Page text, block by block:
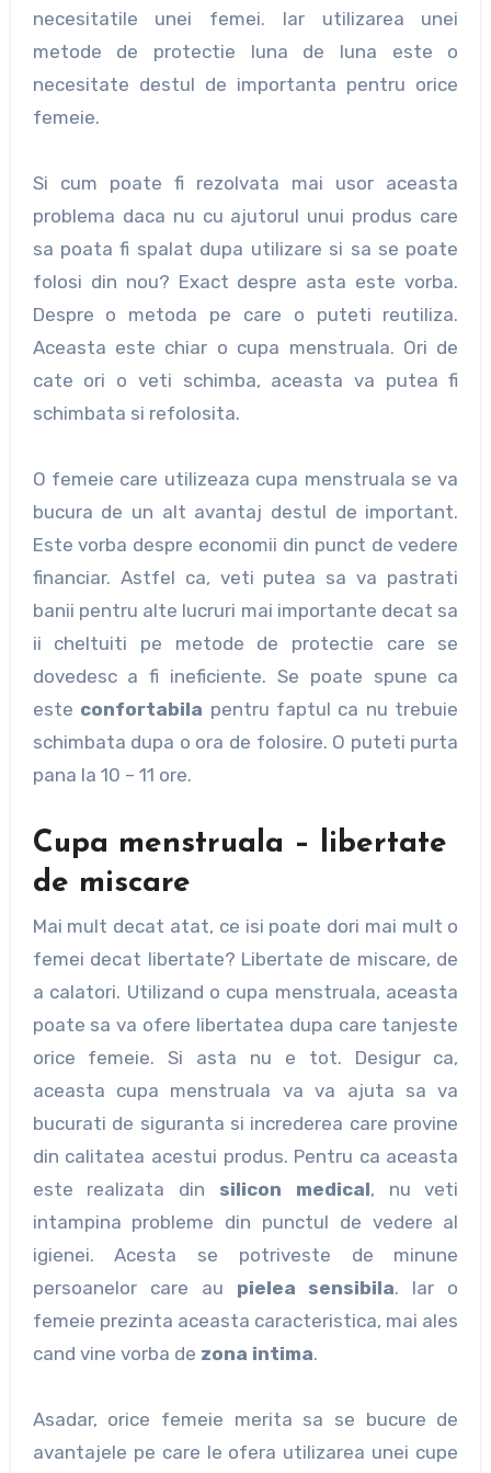
necesitatile unei femei. Iar utilizarea unei
metode de protectie luna de luna este o
necesitate destul de importanta pentru orice
femeie.
Si cum poate fi rezolvata mai usor aceasta
problema daca nu cu ajutorul unui produs care
sa poata fi spalat dupa utilizare si sa se poate
folosi din nou? Exact despre asta este vorba.
Despre o metoda pe care o puteti reutiliza.
Aceasta este chiar o cupa menstruala. Ori de
cate ori o veti schimba, aceasta va putea fi
schimbata si refolosita.
O femeie care utilizeaza cupa menstruala se va
bucura de un alt avantaj destul de important.
Este vorba despre economii din punct de vedere
financiar. Astfel ca, veti putea sa va pastrati
banii pentru alte lucruri mai importante decat sa
ii cheltuiti pe metode de protectie care se
dovedesc a fi ineficiente. Se poate spune ca
este confortabila pentru faptul ca nu trebuie
schimbata dupa o ora de folosire. O puteti purta
pana la 10 – 11 ore.
Cupa menstruala – libertate
de miscare
Mai mult decat atat, ce isi poate dori mai mult o
femei decat libertate? Libertate de miscare, de
a calatori. Utilizand o cupa menstruala, aceasta
poate sa va ofere libertatea dupa care tanjeste
orice femeie. Si asta nu e tot. Desigur ca,
aceasta cupa menstruala va va ajuta sa va
bucurati de siguranta si increderea care provine
din calitatea acestui produs. Pentru ca aceasta
este realizata din silicon medical, nu veti
intampina probleme din punctul de vedere al
igienei. Acesta se potriveste de minune
persoanelor care au pielea sensibila. Iar o
femeie prezinta aceasta caracteristica, mai ales
cand vine vorba de zona intima.
Asadar, orice femeie merita sa se bucure de
avantajele pe care le ofera utilizarea unei cupe